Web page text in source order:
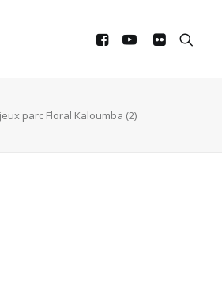
jeux parc Floral Kaloumba (2)